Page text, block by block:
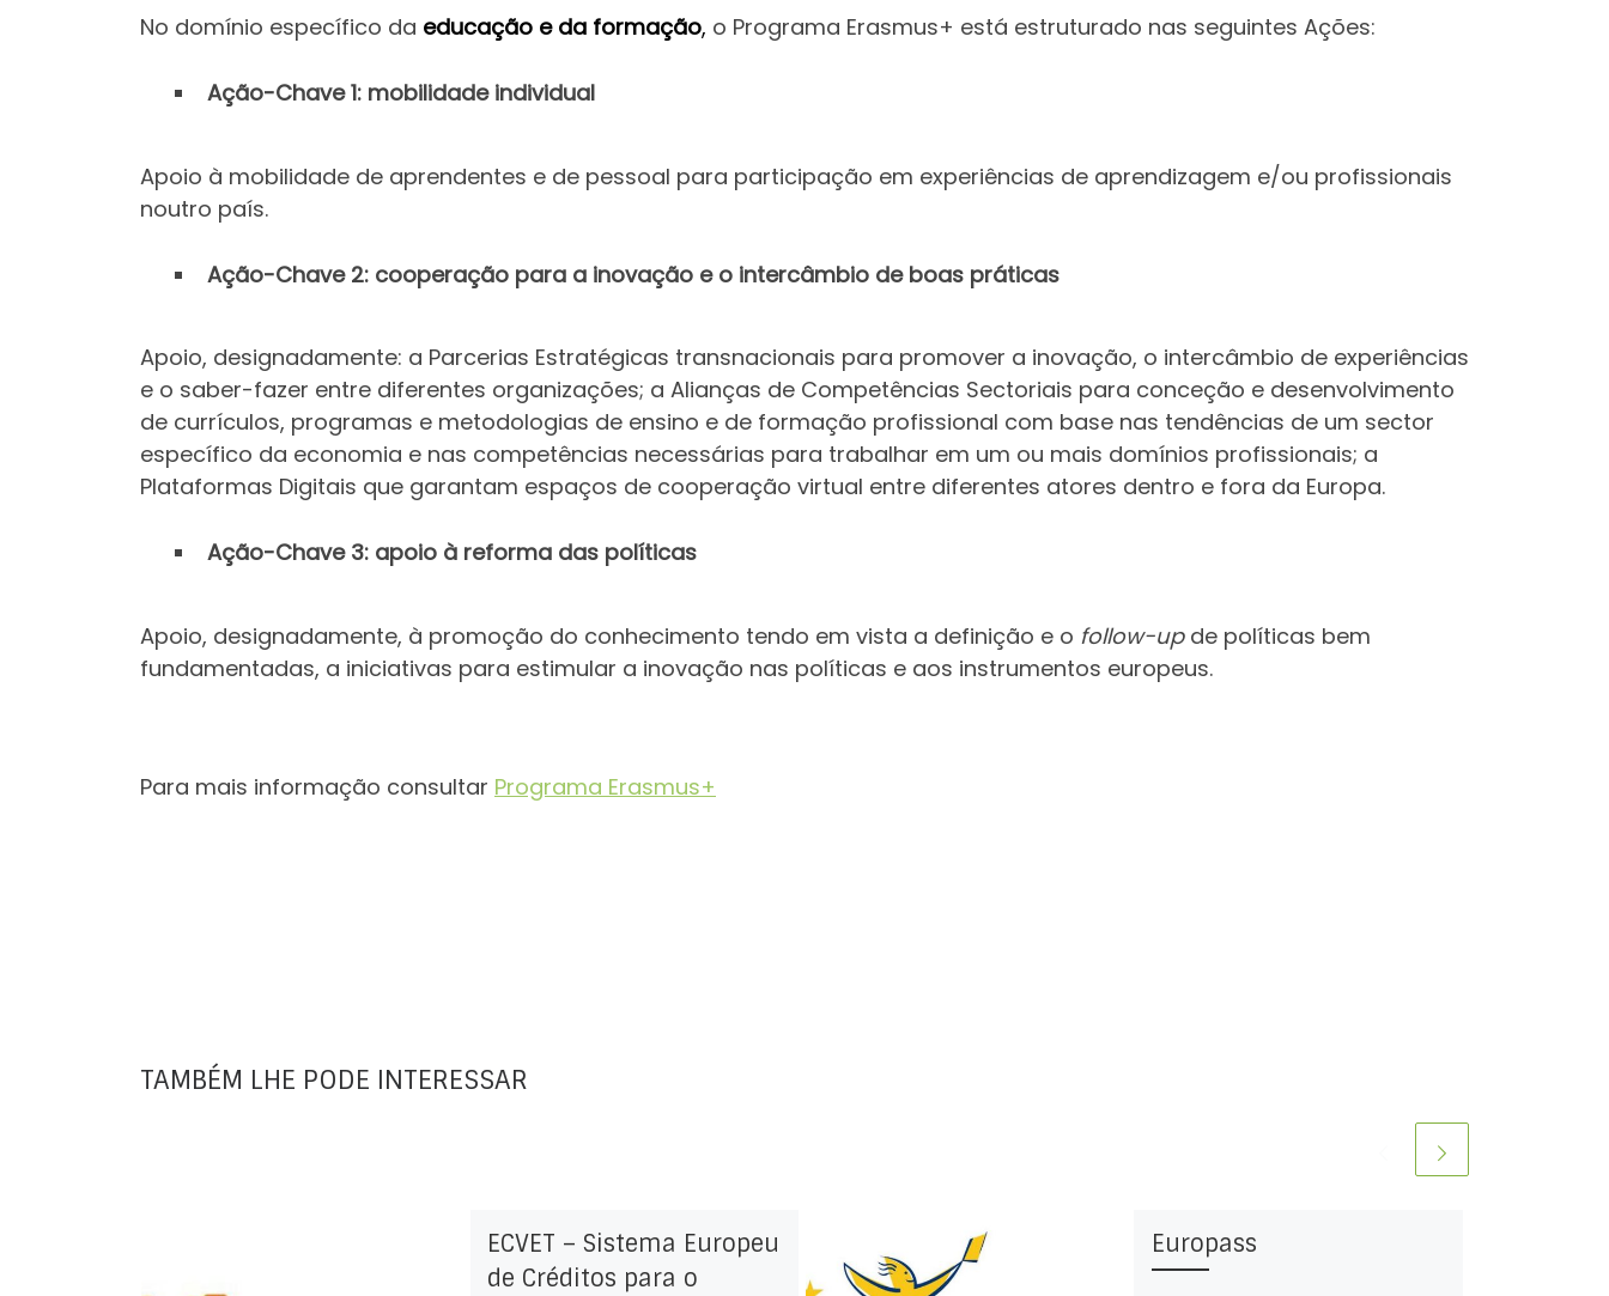
No domínio específico da educação e da formação, o Programa Erasmus+ está estruturado nas seguintes Ações:
Ação-Chave 1: mobilidade individual
Apoio à mobilidade de aprendentes e de pessoal para participação em experiências de aprendizagem e/ou profissionais
noutro país.
Ação-Chave 2: cooperação para a inovação e o intercâmbio de boas práticas
Apoio, designadamente: a Parcerias Estratégicas transnacionais para promover a inovação, o intercâmbio de experiências
e o saber-fazer entre diferentes organizações; a Alianças de Competências Sectoriais para conceção e desenvolvimento
de currículos, programas e metodologias de ensino e de formação profissional com base nas tendências de um sector
específico da economia e nas competências necessárias para trabalhar em um ou mais domínios profissionais; a
Plataformas Digitais que garantam espaços de cooperação virtual entre diferentes atores dentro e fora da Europa.
Ação-Chave 3: apoio à reforma das políticas
Apoio, designadamente, à promoção do conhecimento tendo em vista a definição e o follow-upde políticas bem
fundamentadas, a iniciativas para estimular a inovação nas políticas e aos instrumentos europeus.
Para mais informação consultar Programa Erasmus+
TAMBÉM LHE PODE INTERESSAR
ECVET – Sistema Europeu
de Créditos para o
Europass